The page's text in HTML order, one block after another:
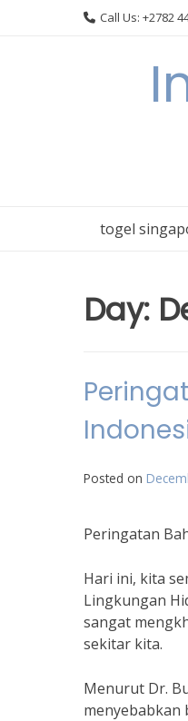
Call Us: +2782
togel
Day:
Posted on
Peringatan
Hari ini, kita
Lingkungan
sangat
sekitar kita.
Menurut Dr.
menyebabkan